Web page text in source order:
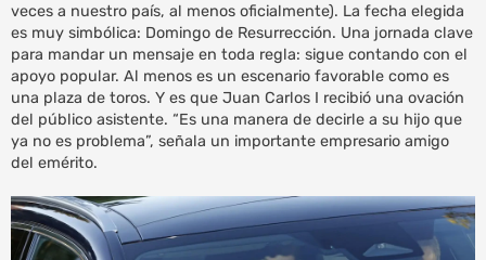
veces a nuestro país, al menos oficialmente). La fecha elegida
es muy simbólica: Domingo de Resurrección. Una jornada clave
para mandar un mensaje en toda regla: sigue contando con el
apoyo popular. Al menos es un escenario favorable como es
una plaza de toros. Y es que Juan Carlos I recibió una ovación
del público asistente. “Es una manera de decirle a su hijo que
ya no es problema”, señala un importante empresario amigo
del emérito.